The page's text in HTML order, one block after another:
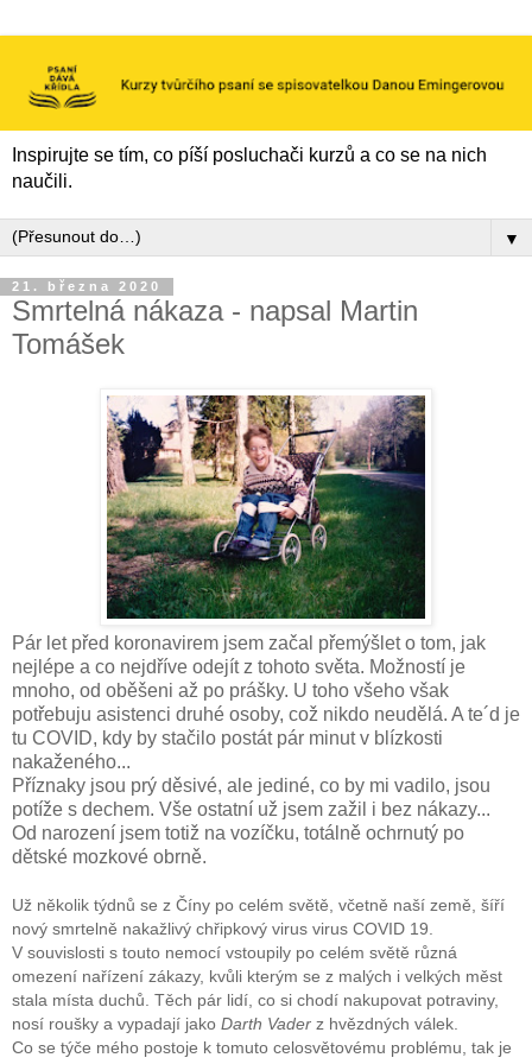
Inspirujte se tím, co píší posluchači kurzů a co se na nich
naučili.
▼
21. března 2020
Smrtelná nákaza - napsal Martin
Tomášek
Pár let před koronavirem jsem začal přemýšlet o tom, jak
nejlépe a co nejdříve odejít z tohoto světa. Možností je
mnoho, od oběšeni až po prášky. U toho všeho však
potřebuju asistenci druhé osoby, což nikdo neudělá. A te´d je
tu COVID, kdy by stačilo postát pár minut v blízkosti
nakaženého...
Příznaky jsou prý děsivé, ale jediné, co by mi vadilo, jsou
potíže s dechem. Vše ostatní už jsem zažil i bez nákazy...
Od narození jsem totiž na vozíčku, totálně ochrnutý po
dětské mozkové obrně.
Už několik týdnů se z Číny po celém světě, včetně naší země, šíří
nový smrtelně nakažlivý chřipkový virus virus COVID 19.
V souvislosti s touto nemocí vstoupily po celém světě různá
omezení nařízení zákazy, kvůli kterým se z malých i velkých měst
stala místa duchů. Těch pár lidí, co si chodí nakupovat potraviny,
nosí roušky a vypadají jako Darth Vader z hvězdných válek.
Co se týče mého postoje k tomuto celosvětovému problému, tak je